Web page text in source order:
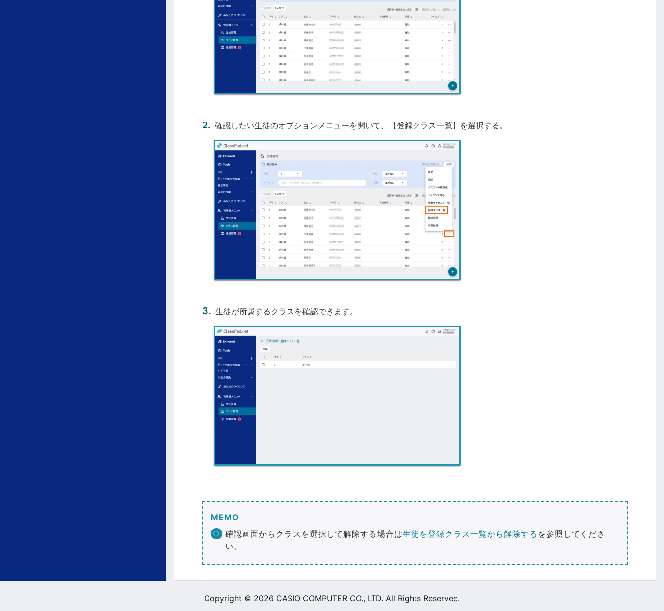
確認したい生徒のオプションメニューを開いて、【登録クラス一覧】を選択する。
生徒が所属するクラスを確認できます。
MEMO
確認画面からクラスを選択して解除する場合は生徒を登録クラス一覧から解除する を参照してくださ
い。
Copyright © 2026 CASIO COMPUTER CO., LTD. All Rights Reserved.